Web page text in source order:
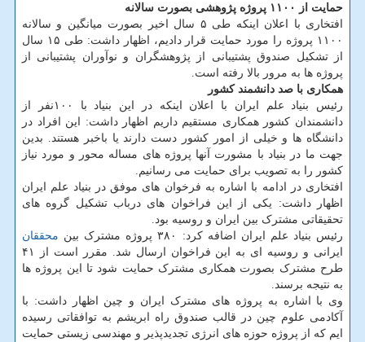
حمایت از ۱۱۰۰ پروژه پژوهشی بصورت سالانه
افتخاری با اعلان اینکه طی ۵ سال اخیر بصورت میانگین و سالانه
۱۱۰۰ پروژه را مورد حمایت قرار دادیم، اظهار داشت: طی ۱۵ سال
از تشکیل صندوق پشتیبانی از پژوهشگران و نوآوران پشتیبانی از
پروژه ها به مرور بالا رفته است.
همکاری با صد دانشمند کشور
رئیس بنیاد علم ایران با اعلان اینکه در این بنیاد با ۱۰۰نفر از
دانشمندان کشور همکاری مستقیم داریم اظهار داشت: این افراد در
دانشگاه ها و خیلی از امور کشور دست دارند یا باخبر هستند. بدین
جهت ما در بنیاد با مشورت آنها پروژه های مساله محور و مورد نیاز
کشور را به تصویب برای حمایت می رسانیم.
افتخاری در ادامه با اشاره به فرخوان های موفق در بنیاد علم ایران
اظهار داشت: یکی از این فراخوان های درباب تشکیل گروه های
تحقیقاتی مشترک بین ایران و روسیه بود.
رئیس بنیاد علم ایران اضافه کرد: ۳۸۰ پروژه مشترک بین
محققان
ایرانی و روسیه ای به این فراخوان ارسال شد. مقرر است از ۴۱
طرح مشترک بصورت همکاری مشترک حمایت شود تا این پروژه ها
به نتیجه برسند.
وی با اشاره به پروژه های مشترک ایران و چین اظهار داشت: با
آکادمی علوم چین در قالب صندوق راه ابریشم به توافقاتی رسیده
ایم که از پروژه حوزه های انرژی تجدیدپذیر و مهندسی زیستی حمایت